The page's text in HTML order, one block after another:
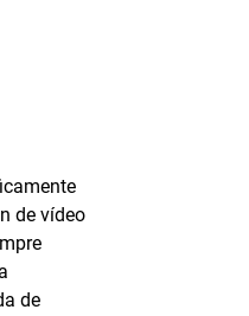
de vídeo
de